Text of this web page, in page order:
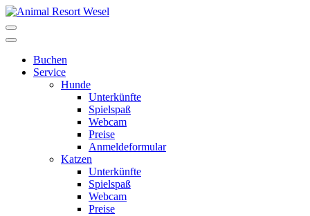
Buchen
Service
Hunde
Unterkünfte
Spielspaß
Webcam
Preise
Anmeldeformular
Katzen
Unterkünfte
Spielspaß
Webcam
Preise